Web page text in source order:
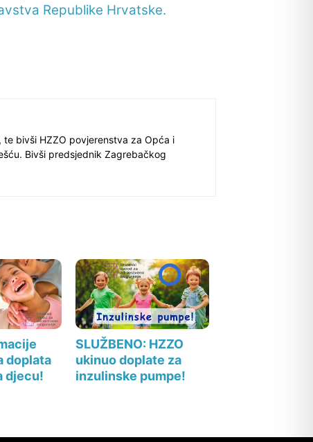
Republike Hrvatske.
bivši HZZO povjerenstva za Opća i
Bivši predsjednik Zagrebačkog
doplata
djecu!
SLUŽBENO: HZZO
ukinuo doplate za
inzulinske pumpe!